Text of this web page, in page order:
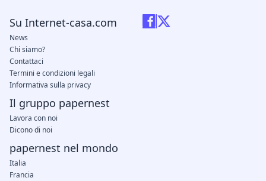
Su Internet-casa.com
News
Chi siamo?
Contattaci
Termini e condizioni legali
Informativa sulla privacy
Il gruppo papernest
Lavora con noi
Dicono di noi
papernest nel mondo
Italia
Francia